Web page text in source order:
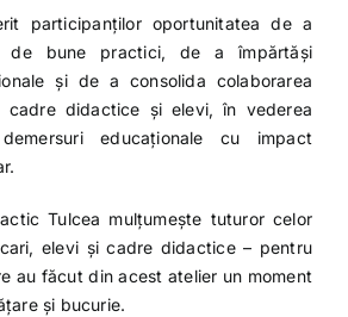
participanților oportunitatea de a
de bune practici, de a împărtăși
și de a consolida colaborarea
cadre didactice și elevi, în vederea
educaționale cu impact
Tulcea mulțumește tuturor celor
elevi și cadre didactice – pentru
au făcut din acest atelier un moment
și bucurie.